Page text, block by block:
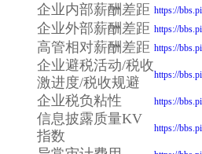
企业内部薪酬差距 https://
企业外部薪酬差距 https://
高管相对薪酬差距 https://
企业避税活动/税收
激进度/税收规避
https://
企业税负粘性 https://
信息披露质量KV
指数
https://